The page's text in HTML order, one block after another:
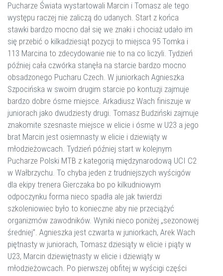
Pucharze Świata wystartowali Marcin i Tomasz ale tego
występu raczej nie zaliczą do udanych. Start z końca
stawki bardzo mocno dał się we znaki i chociaż udało im
się przebić o kilkadziesiąt pozycji to miejsca 95 Tomka i
113 Marcina to zdecydowanie nie to na co liczyli. Tydzień
później cała czwórka stanęła na starcie bardzo mocno
obsadzonego Pucharu Czech. W juniorkach Agnieszka
Szpocińska w swoim drugim starcie po kontuzji zajmuje
bardzo dobre ósme miejsce. Arkadiusz Wach finiszuje w
juniorach jako dwudziesty drugi. Tomasz Budziński zajmuje
znakomite szesnaste miejsce w elicie i ósme w U23 a jego
brat Marcin jest osiemnasty w elicie i dziewiąty w
młodzieżowcach. Tydzień później start w kolejnym
Pucharze Polski MTB z kategorią międzynarodową UCI C2
w Wałbrzychu. To chyba jeden z trudniejszych wyścigów
dla ekipy trenera Gierczaka bo po kilkudniowym
odpoczynku forma nieco spadła ale jak twierdzi
szkoleniowiec było to konieczne aby nie przeciążyć
organizmów zawodników. Wyniki nieco poniżej „sezonowej
średniej”. Agnieszka jest czwarta w juniorkach, Arek Wach
piętnasty w juniorach, Tomasz dziesiąty w elicie i piąty w
U23, Marcin dziewiętnasty w elicie i dziewiąty w
młodzieżowcach. Po pierwszej obfitej w wyścigi części